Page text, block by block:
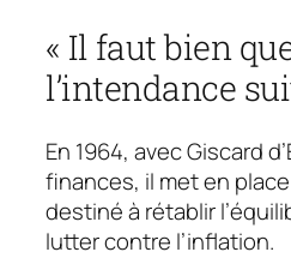
« Il faut bien
l’intendance
En 1964, avec Giscard
finances, il met en
destiné à rétablir
lutter contre l’inflation.